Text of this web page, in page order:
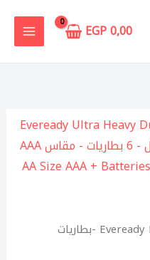
0,00
EGP
/ Eveready Heavy Duty -بطاريات
السعر
الحالي
145,00 EGP.